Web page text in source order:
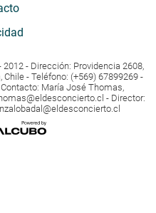
- Dirección: Providencia 2608,
- Teléfono: (+569) 67899269 -
María José Thomas,
- Director: